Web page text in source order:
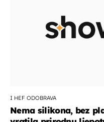
I HEF ODOBRAVA
Nema silikona, bez